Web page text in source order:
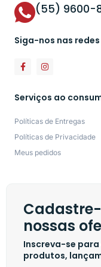
(55) 9600-
Siga-nos nas
Serviços ao
Políticas de Entregas
Políticas de Privacidade
Meus pedidos
nossas
Inscreva-se
produtos,